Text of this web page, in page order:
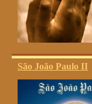
São João Paulo II